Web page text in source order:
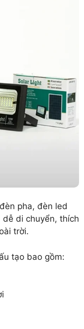
pha, đèn led
di chuyển, thích
trời.
tạo bao gồm: